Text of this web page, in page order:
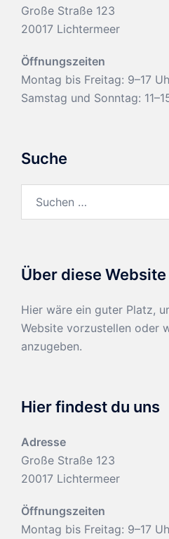
Große Straße 123
20017 Lichtermeer
Öffnungszeiten
Montag bis Freitag: 9–17
Samstag und Sonntag:
Suche
nach:
Über diese Website
Hier wäre ein guter Platz,
Website vorzustellen oder
anzugeben.
Hier findest du uns
Adresse
Große Straße 123
20017 Lichtermeer
Öffnungszeiten
Montag bis Freitag: 9–17